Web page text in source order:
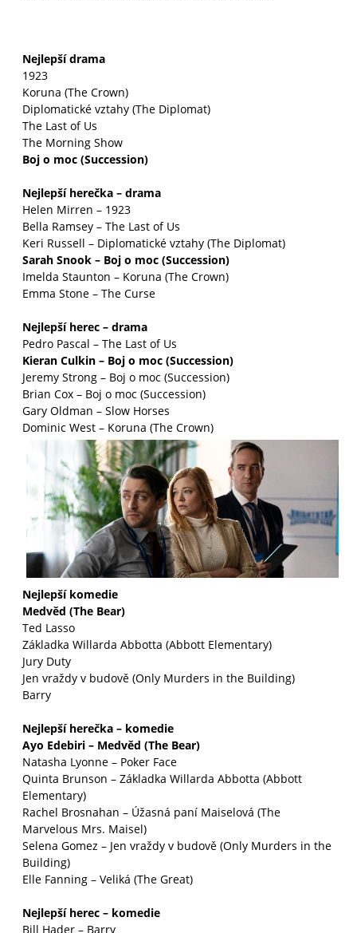
Nejlepší drama
1923
Koruna (The Crown)
Diplomatické vztahy (The Diplomat)
The Last of Us
The Morning Show
Boj o moc (Succession)
Nejlepší herečka – drama
Helen Mirren – 1923
Bella Ramsey – The Last of Us
Keri Russell – Diplomatické vztahy (The Diplomat)
Sarah Snook – Boj o moc (Succession)
Imelda Staunton – Koruna (The Crown)
Emma Stone – The Curse
Nejlepší herec – drama
Pedro Pascal – The Last of Us
Kieran Culkin – Boj o moc (Succession)
Jeremy Strong – Boj o moc (Succession)
Brian Cox – Boj o moc (Succession)
Gary Oldman – Slow Horses
Dominic West – Koruna (The Crown)
Nejlepší komedie
Medvěd (The Bear)
Ted Lasso
Základka Willarda Abbotta (Abbott Elementary)
Jury Duty
Jen vraždy v budově (Only Murders in the Building)
Barry
Nejlepší herečka – komedie
Ayo Edebiri – Medvěd (The Bear)
Natasha Lyonne – Poker Face
Quinta Brunson – Základka Willarda Abbotta (Abbott
Elementary)
Rachel Brosnahan – Úžasná paní Maiselová (The
Marvelous Mrs. Maisel)
Selena Gomez – Jen vraždy v budově (Only Murders in the
Building)
Elle Fanning – Veliká (The Great)
Nejlepší herec – komedie
Bill Hader – Barry